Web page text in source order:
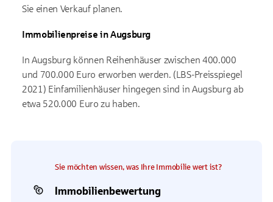
Sie einen Verkauf planen.
Immobilienpreise in Augsburg
In Augsburg können Reihenhäuser zwischen 400.000
und 700.000 Euro erworben werden. (LBS-Preisspiegel
2021) Einfamilienhäuser hingegen sind in Augsburg ab
etwa 520.000 Euro zu haben.
Sie möchten wissen, was Ihre Immobilie wert ist?
Immobilienbewertung